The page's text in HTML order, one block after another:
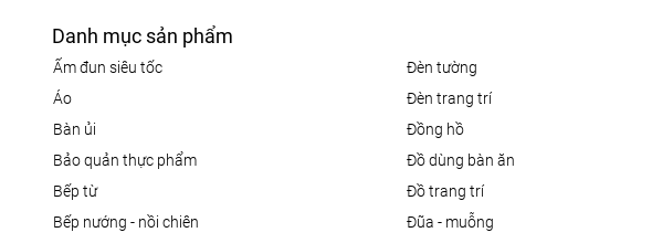
Danh mục sản phẩm
ấm đun siêu tốc
áo
bàn ủi
bảo quản thực phẩm
bếp từ
bếp nướng - nồi chiên
đèn tường
đèn trang trí
đồng hồ
đồ dùng bàn ăn
đồ trang trí
đũa - muỗng